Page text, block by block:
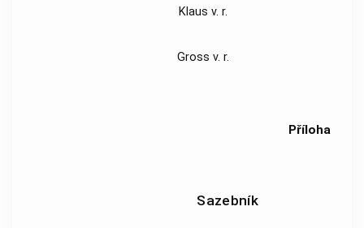
Klaus v. r.
Gross v. r.
Příloha
Sazebník